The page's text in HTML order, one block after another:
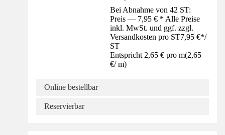
Bei Abnahme von 42 ST:
Preis — 7,95 € * Alle Preise
inkl. MwSt. und ggf. zzgl.
Versandkosten pro ST7,95 €*/
ST
Entspricht 2,65 € pro m(2,65
€/ m)
Online bestellbar
Reservierbar